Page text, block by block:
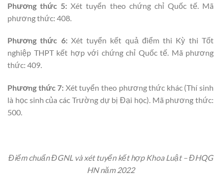
Phương thức 5: Xét tuyển theo chứng chỉ Quốc tế. Mã
phương thức: 408.
Phương thức 6:Xét tuyển kết quả điểm thi Kỳ thi Tốt
nghiệp THPT kết hợp với chứng chỉ Quốc tế. Mã phương
thức: 409.
Phương thức 7: Xét tuyển theo phương thức khác (Thí sinh
là học sinh của các Trường dự bị Đại học). Mã phương thức:
500.
Điểm chuẩn ĐGNL và xét tuyển kết hợp Khoa Luật – ĐHQG
HN năm 2022